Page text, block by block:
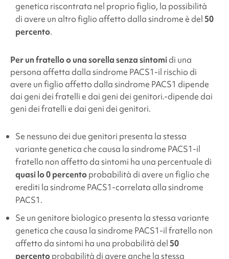
genetica riscontrata nel proprio figlio, la possibilità
di avere un altro figlio affetto dalla sindrome è del 50
percento.
Per un fratello o una sorella senza sintomidi una
persona affetta dalla sindrome PACS1-il rischio di
avere un figlio affetto dalla sindrome PACS1 dipende
dai geni dei fratelli e dai geni dei genitori.-dipende dai
geni dei fratelli e dai geni dei genitori.
Se nessuno dei due genitori presenta la stessa
variante genetica che causa la sindrome PACS1-il
fratello non affetto da sintomi ha una percentuale di
quasi lo 0 percentoprobabilità di avere un figlio che
erediti la sindrome PACS1-correlata alla sindrome
PACS1.
Se un genitore biologico presenta la stessa variante
genetica che causa la sindrome PACS1-il fratello non
affetto da sintomi ha una probabilità del 50
percentoprobabilità di avere anche la stessa